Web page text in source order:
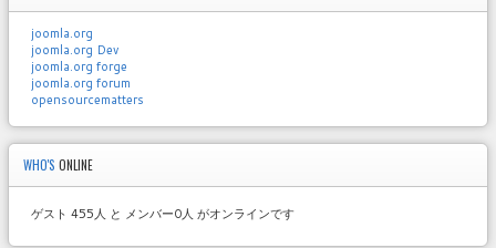
joomla.org
joomla.org Dev
joomla.org forge
joomla.org forum
opensourcematters
WHO'S ONLINE
ゲスト 455人 と メンバー0人 がオンラインです